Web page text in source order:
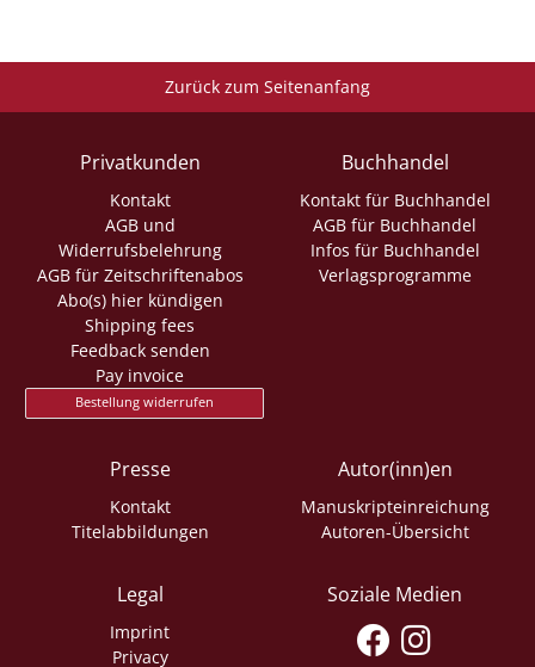
Zurück zum Seitenanfang
Privatkunden
Kontakt
AGB und
Widerrufsbelehrung
AGB für Zeitschriftenabos
Abo(s) hier kündigen
Shipping fees
Feedback senden
Pay invoice
Bestellung widerrufen
Buchhandel
Kontakt für Buchhandel
AGB für Buchhandel
Infos für Buchhandel
Verlagsprogramme
Presse
Kontakt
Titelabbildungen
Autor(inn)en
Manuskripteinreichung
Autoren-Übersicht
Legal
Imprint
Privacy
Soziale Medien